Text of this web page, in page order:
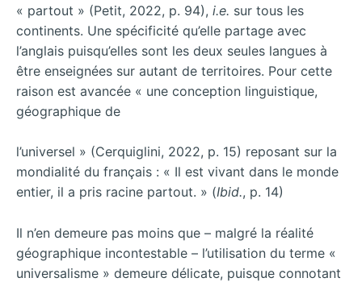
« partout » (Petit, 2022, p. 94), i.e. sur tous les
continents. Une spécificité qu’elle partage avec
l’anglais puisqu’elles sont les deux seules langues à
être enseignées sur autant de territoires. Pour cette
raison est avancée « une conception linguistique,
géographique de
l’universel » (Cerquiglini, 2022, p. 15) reposant sur la
mondialité du français : « Il est vivant dans le monde
entier, il a pris racine partout. » (Ibid., p. 14)
Il n’en demeure pas moins que – malgré la réalité
géographique incontestable – l’utilisation du terme «
universalisme » demeure délicate, puisque connotant